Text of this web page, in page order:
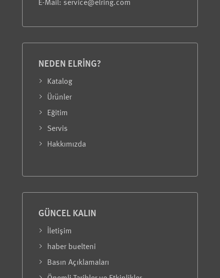
E-Mail: service@elring.com
NEDEN ELRING?
Katalog
Ürünler
Eğitim
Servis
Hakkımızda
GÜNCEL KALIN
İletişim
haber buelteni
Basın Açıklamaları